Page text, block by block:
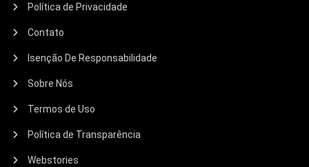
Política de Privacidade
Contato
Isenção De Responsabilidade
Sobre Nós
Termos de Uso
Política de Transparência
Webstories